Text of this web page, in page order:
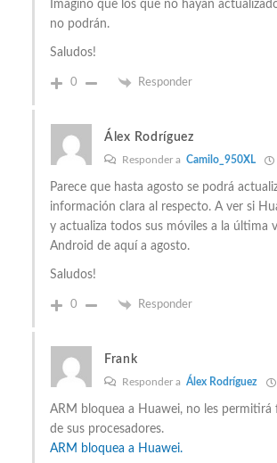
Imagino que los que no hayan
no podrán.
Saludos!
0 Responder
Álex Rodríguez
Responder a Camilo_950XL
Parece que hasta agosto se podrá
información clara al respecto. A ver si
y actualiza todos sus móviles a la última
Android de aquí a agosto.
Saludos!
0 Responder
Frank
Responder a Álex Rodríguez
ARM bloquea a Huawei, no les permitirá
de sus procesadores.
ARM bloquea a Huawei.